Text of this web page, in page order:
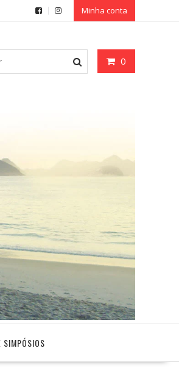
Minha conta
0
SIMPÓSIOS